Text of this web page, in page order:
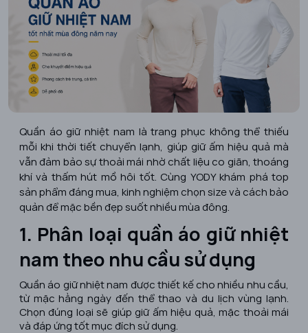
Quần áo giữ nhiệt nam là trang phục không thể thiếu
mỗi khi thời tiết chuyển lạnh, giúp giữ ấm hiệu quả mà
vẫn đảm bảo sự thoải mái nhờ chất liệu co giãn, thoáng
khí và thấm hút mồ hôi tốt. Cùng YODY khám phá top
sản phẩm đáng mua, kinh nghiệm chọn size và cách bảo
quản để mặc bền đẹp suốt nhiều mùa đông.
1. Phân loại quần áo giữ nhiệt
nam theo nhu cầu sử dụng
Quần áo giữ nhiệt nam được thiết kế cho nhiều nhu cầu,
từ mặc hằng ngày đến thể thao và du lịch vùng lạnh.
Chọn đúng loại sẽ giúp giữ ấm hiệu quả, mặc thoải mái
và đáp ứng tốt mục đích sử dụng.